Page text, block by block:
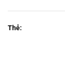
Thẻ: